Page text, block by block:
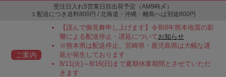
受注日入れ5営業日目出荷予定（AM9時〆）
１配送につき送料800円 / 北海道・沖縄・離島へは別途800円
ご案内
【謹んで御見舞申し上げます】令和8年熊本地震の影
響による配送停止・遅延についてお知らせ
※熊本県は配送停止、宮崎県・鹿児島県は大幅な遅
延が発生しております
8/11(火)～8/16(日)まで夏期休業期間とさせていただ
きます